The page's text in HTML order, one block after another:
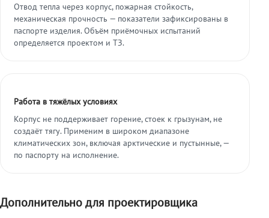
Отвод тепла через корпус, пожарная стойкость,
механическая прочность — показатели зафиксированы в
паспорте изделия. Объём приёмочных испытаний
определяется проектом и ТЗ.
Работа в тяжёлых условиях
Корпус не поддерживает горение, стоек к грызунам, не
создаёт тягу. Применим в широком диапазоне
климатических зон, включая арктические и пустынные, —
по паспорту на исполнение.
Дополнительно для проектировщика